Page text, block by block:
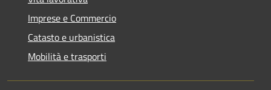
Imprese e Commercio
Catasto e urbanistica
Mobilità e trasporti